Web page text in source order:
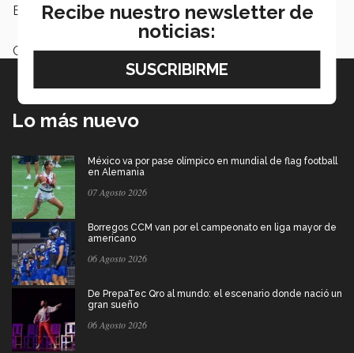
Etiquetas: Programas Internacionales
Categoría:
Lo más nuevo
México va por pase olímpico en mundial de flag football
en Alemania
07 Agosto 2026
Borregos CCM van por el campeonato en liga mayor de
americano
06 Agosto 2026
De PrepaTec Qro al mundo: el escenario donde nació un
gran sueño
06 Agosto 2026
Recibe nuestro newsletter de
noticias: